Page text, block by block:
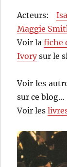
Acteurs:
Maggie
Voir lafiche
Ivorysur le
Voir les
sur ce blog…
Voir les